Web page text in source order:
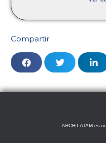
Compartir:
ARCH LATAM es